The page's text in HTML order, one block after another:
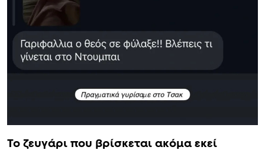
Το ζευγάρι που βρίσκεται ακόμα εκεί